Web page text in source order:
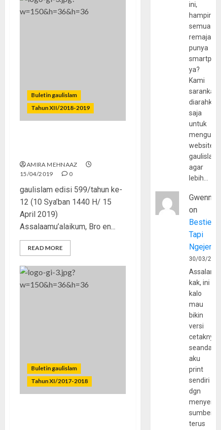
Buletin gaulislam
Tahun XII/2018-2019
AMIRA MEHNAAZ
15/04/2019
0
gaulislam edisi 599/tahun ke-
12 (10 Sya’ban 1440 H/ 15
April 2019)
Assalaamu’alaikum, Bro en...
READ MORE
Buletin gaulislam
Tahun XI/2017-2018
ini,
hampir
semua
remaja
punya
ya?
Kami
sarankan,
diarahkan
saja
untuk
website
agar
lebih…
Gwenny
on
Bestie
Tapi
30/03/
kak, ini
kalo
mau
bikin
versi
cetaknya
aku
print
sendiri
dgn
sumber
terus